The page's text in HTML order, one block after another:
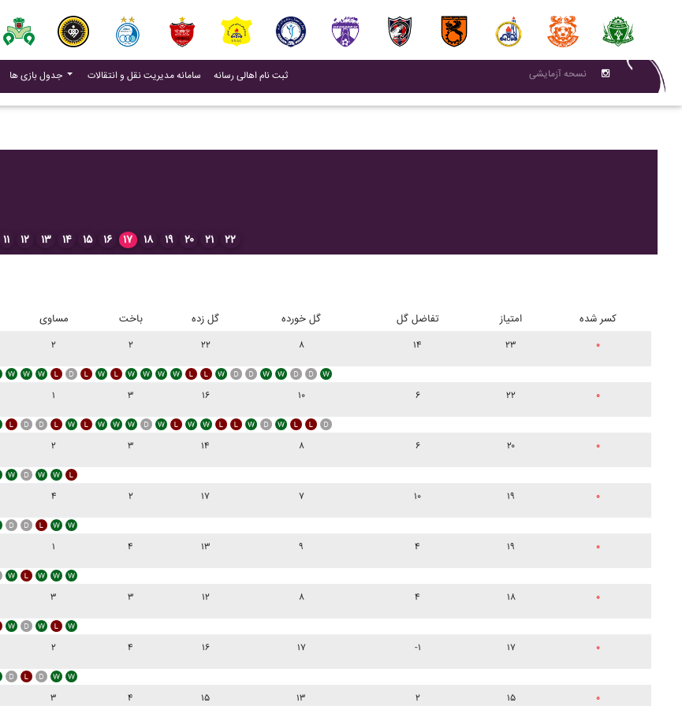
جدول بازی ها سامانه مدیریت نقل و انتقالات (current)
ثبت نام اهالی رسانه(current) نسحه آزمایشی
۱۱ ۱۲ ۱۳ ۱۴ ۱۵ ۱۶ ۱۷ ۱۸ ۱۹ ۲۰ ۲۱ ۲۲
مساوی باخت گل زده گل خورده تفاضل گل امتیاز کسر شده
۲ ۲ ۲۲ ۸ ۱۴ ۲۳ ۰
۱ ۳ ۱۶ ۱۰ ۶ ۲۲ ۰
۲ ۳ ۱۴ ۸ ۶ ۲۰ ۰
۴ ۲ ۱۷ ۷ ۱۰ ۱۹ ۰
۱ ۴ ۱۳ ۹ ۴ ۱۹ ۰
۳ ۳ ۱۲ ۸ ۴ ۱۸ ۰
۲ ۴ ۱۶ ۱۷ -۱ ۱۷ ۰
۳ ۴ ۱۵ ۱۳ ۲ ۱۵ ۰